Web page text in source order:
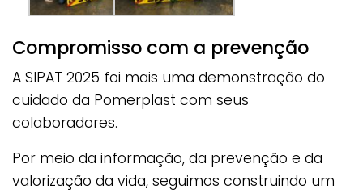
Compromisso com a prevenção
A SIPAT 2025 foi mais uma demonstração do
cuidado da Pomerplast com seus
colaboradores.
Por meio da informação, da prevenção e da
valorização da vida, seguimos construindo um